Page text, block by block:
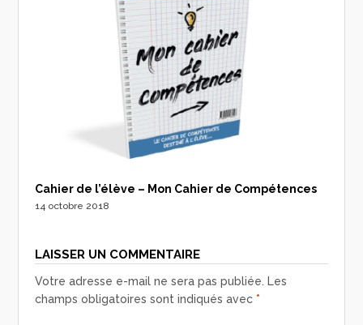
Cahier de l’élève – Mon Cahier de Compétences
14 octobre 2018
LAISSER UN COMMENTAIRE
Votre adresse e-mail ne sera pas publiée. Les
champs obligatoires sont indiqués avec*